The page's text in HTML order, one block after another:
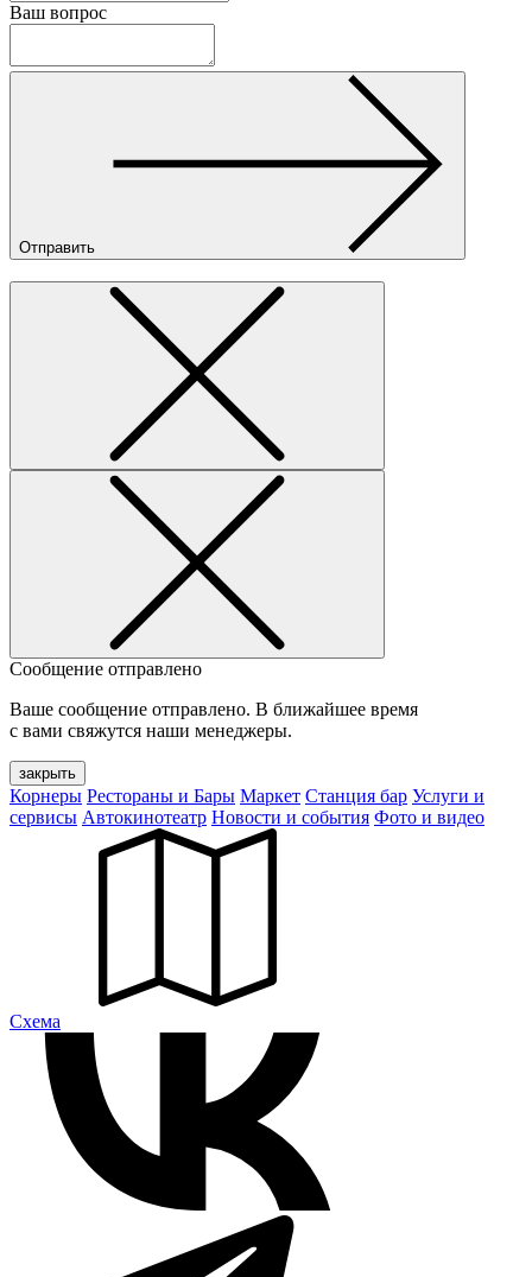
Ваш вопрос
Отправить
Сообщение отправлено
Ваше сообщение отправлено. В ближайшее время
с вами свяжутся наши менеджеры.
закрыть
Корнеры Рестораны и Бары Маркет Станция бар Услуги и
сервисы Автокинотеатр Новости и события Фото и видео
Cхема